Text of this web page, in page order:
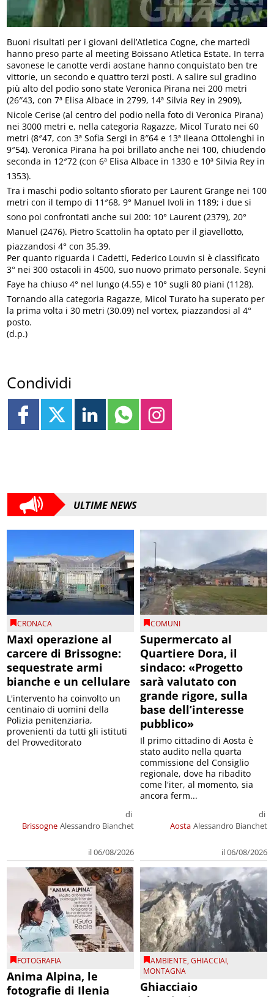
Buoni risultati per i giovani dell’Atletica Cogne, che martedì
hanno preso parte al meeting Boissano Atletica Estate. In terra
savonese le canotte verdi aostane hanno conquistato ben tre
vittorie, un secondo e quattro terzi posti. A salire sul gradino
più alto del podio sono state Veronica Pirana nei 200 metri
(26″43, con 7ª Elisa Albace in 2799, 14ª Silvia Rey in 2909),
Nicole Cerise (al centro del podio nella foto di Veronica Pirana)
nei 3000 metri e, nella categoria Ragazze, Micol Turato nei 60
metri (8″47, con 3ª Sofia Sergi in 8″64 e 13ª Ileana Ottolenghi in
9″54). Veronica Pirana ha poi brillato anche nei 100, chiudendo
seconda in 12″72 (con 6ª Elisa Albace in 1330 e 10ª Silvia Rey in
1353).
Tra i maschi podio soltanto sfiorato per Laurent Grange nei 100
metri con il tempo di 11″68, 9° Manuel Ivoli in 1189; i due si
sono poi confrontati anche sui 200: 10° Laurent (2379), 20°
Manuel (2476). Pietro Scattolin ha optato per il giavellotto,
piazzandosi 4° con 35.39.
Per quanto riguarda i Cadetti, Federico Louvin si è classificato
3° nei 300 ostacoli in 4500, suo nuovo primato personale. Seyni
Faye ha chiuso 4° nel lungo (4.55) e 10° sugli 80 piani (1128).
Tornando alla categoria Ragazze, Micol Turato ha superato per
la prima volta i 30 metri (30.09) nel vortex, piazzandosi al 4°
posto.
(d.p.)
Condividi
ULTIME NEWS
CRONACA
Maxi operazione al
carcere di Brissogne:
sequestrate armi
bianche e un cellulare
Brissogne
di
Alessandro Bianchet
il 06/08/2026
L'intervento ha coinvolto un
centinaio di uomini della
Polizia penitenziaria,
provenienti da tutti gli istituti
del Provveditorato
COMUNI
Supermercato al
Quartiere Dora, il
sindaco: «Progetto
sarà valutato con
grande rigore, sulla
base dell’interesse
pubblico»
Aosta
di
Alessandro Bianchet
il 06/08/2026
Il primo cittadino di Aosta è
stato audito nella quarta
commissione del Consiglio
regionale, dove ha ribadito
come l'iter, al momento, sia
ancora ferm...
FOTOGRAFIA
Anima Alpina, le
fotografie di Ilenia
AMBIENTE,GHIACCIAI,
MONTAGNA
Ghiacciaio